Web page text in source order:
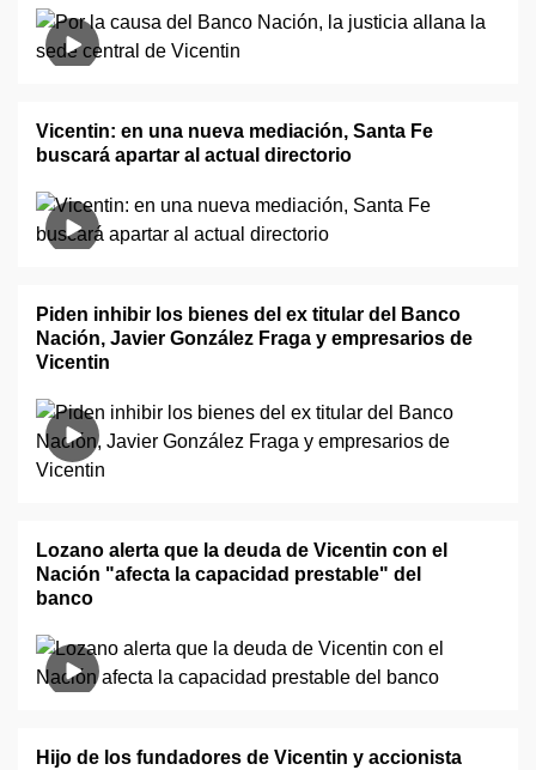
Vicentin: en una nueva mediación, Santa Fe
buscará apartar al actual directorio
Piden inhibir los bienes del ex titular del Banco
Nación, Javier González Fraga y empresarios de
Vicentin
Lozano alerta que la deuda de Vicentin con el
Nación "afecta la capacidad prestable" del
banco
Hijo de los fundadores de Vicentin y accionista